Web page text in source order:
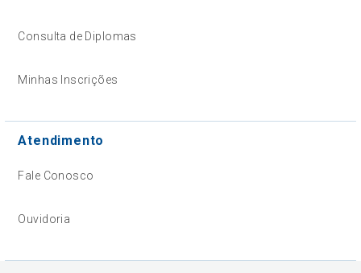
Consulta de Diplomas
Minhas Inscrições
Atendimento
Fale Conosco
Ouvidoria